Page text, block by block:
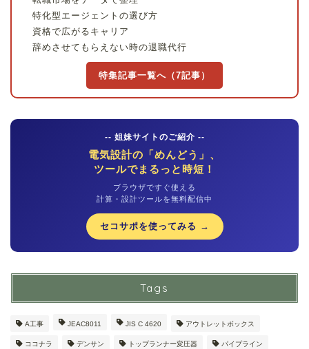
特化型エージェントの選び方
資格で広がるキャリア
辞めさせてもらえない時の退職代行
特集記事一覧へ（7記事）
-- 姐妹サイトのご紹介 --
電気設計の「めんどう」、
ツールでまるっと時短！
ブラウザですぐ使える
計算・設計ツールを無料配信中
セコサポを使ってみる →
Tags
A工事 JEAC8011 JIS C 4620 アウトレットボックス
ココナラ デンサン トップランナー変圧器 パイプライン